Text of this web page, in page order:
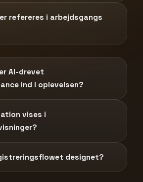
refereres i arbejdsgangs
AI-drevet
ind i oplevelsen?
vises i
designet?